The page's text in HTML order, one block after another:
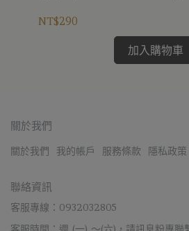
NT$290
加入購物車
關於我們
關於我們 我的帳戶 服務條款 隱私政策
聯絡資訊
客服專線：0932032805